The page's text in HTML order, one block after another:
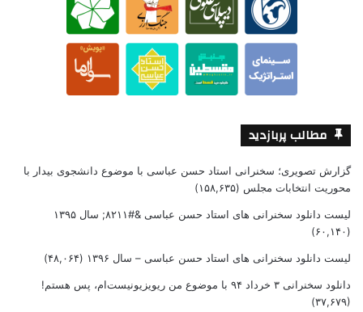
مطالب پربازدید
گزارش تصویری؛ سخنرانی استاد حسن عباسی با موضوع دانشجوی بیدار با
محوریت انتخابات مجلس (۱۵۸,۶۳۵)
لیست دانلود سخنرانی های استاد حسن عباسی &#۸۲۱۱; سال ۱۳۹۵
(۶۰,۱۴۰)
لیست دانلود سخنرانی های استاد حسن عباسی – سال ۱۳۹۶ (۴۸,۰۶۴)
دانلود سخنرانی ۳ خرداد ۹۴ با موضوع من ریویزیونیست‌ام، پس هستم!
(۳۷,۶۷۹)